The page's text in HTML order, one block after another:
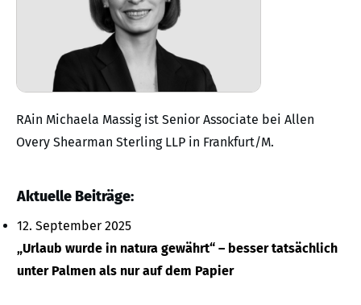
RAin Michaela Massig ist Senior Associate bei Allen
Overy Shearman Sterling LLP in Frankfurt/M.
Aktuelle Beiträge:
12. September 2025
„Urlaub wurde in natura gewährt“ – besser tatsächlich
unter Palmen als nur auf dem Papier